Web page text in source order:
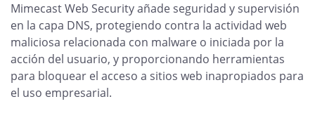
Mimecast Web Security añade seguridad y supervisión
en la capa DNS, protegiendo contra la actividad web
maliciosa relacionada con malware o iniciada por la
acción del usuario, y proporcionando herramientas
para bloquear el acceso a sitios web inapropiados para
el uso empresarial.